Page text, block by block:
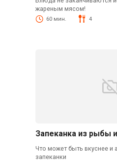
жареным мясом!
60 мин. 4
Запеканка из рыбы
Что может быть вкуснее и
запеканки